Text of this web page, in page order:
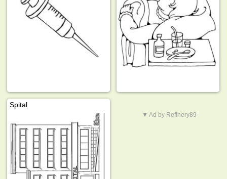
Spital
▼ Ad by Refinery89